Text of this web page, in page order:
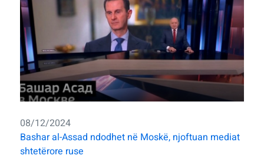
08/12/2024
Bashar al-Assad ndodhet në Moskë, njoftuan mediat
shtetërore ruse